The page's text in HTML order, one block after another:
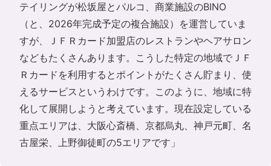
テイリングが松坂屋とパルコ、商業施設のBINO
（と、2026年完成予定の複合施設）を運営していま
すが、ＪＦＲカード加盟店のレストランやヘアサロン
などもたくさんあります。こうした特定の地域でＪＦ
Ｒカードを利用するとポイントがたくさん貯まり、使
えるサービスというわけです。このように、地域に特
化して展開しようと考えています。現在設定している
重点エリアは、大阪心斎橋、京都烏丸、神戸元町、名
古屋栄、上野御徒町の5エリアです」